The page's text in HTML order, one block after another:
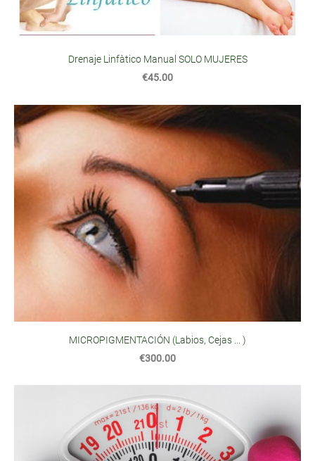
Drenaje Linfàtico Manual SOLO MUJERES
€45.00
MICROPIGMENTACIÓN (Labios, Cejas ... )
€300.00